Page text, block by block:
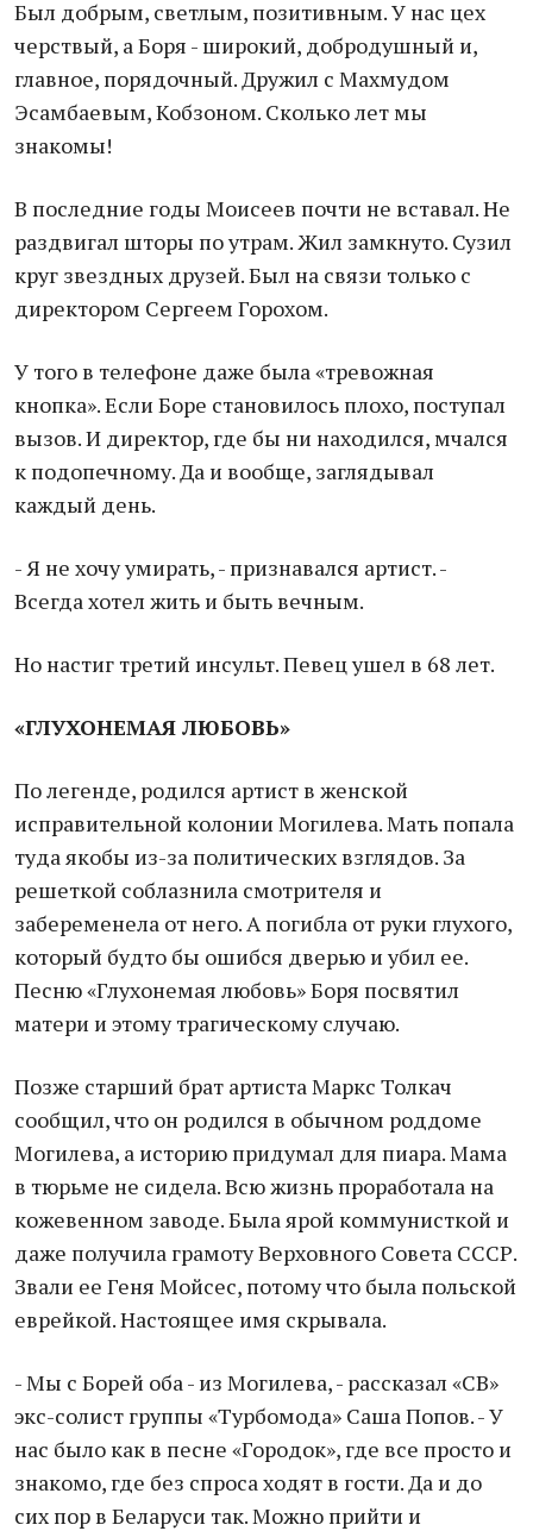
Был добрым, светлым, позитивным. У нас цех
черствый, а Боря - широкий, добродушный и,
главное, порядочный. Дружил с Махмудом
Эсамбаевым, Кобзоном. Сколько лет мы
знакомы!
В последние годы Моисеев почти не вставал. Не
раздвигал шторы по утрам. Жил замкнуто. Сузил
круг звездных друзей. Был на связи только с
директором Сергеем Горохом.
У того в телефоне даже была «тревожная
кнопка». Если Боре становилось плохо, поступал
вызов. И директор, где бы ни находился, мчался
к подопечному. Да и вообще, заглядывал
каждый день.
- Я не хочу умирать, - признавался артист. -
Всегда хотел жить и быть вечным.
Но настиг третий инсульт. Певец ушел в 68 лет.
«ГЛУХОНЕМАЯ ЛЮБОВЬ»
По легенде, родился артист в женской
исправительной колонии Могилева. Мать попала
туда якобы из-за политических взглядов. За
решеткой соблазнила смотрителя и
забеременела от него. А погибла от руки глухого,
который будто бы ошибся дверью и убил ее.
Песню «Глухонемая любовь» Боря посвятил
матери и этому трагическому случаю.
Позже старший брат артиста Маркс Толкач
сообщил, что он родился в обычном роддоме
Могилева, а историю придумал для пиара. Мама
в тюрьме не сидела. Всю жизнь проработала на
кожевенном заводе. Была ярой коммунисткой и
даже получила грамоту Верховного Совета СССР.
Звали ее Геня Мойсес, потому что была польской
еврейкой. Настоящее имя скрывала.
- Мы с Борей оба - из Могилева, - рассказал «СВ»
экс-солист группы «Турбомода» Саша Попов. - У
нас было как в песне «Городок», где все просто и
знакомо, где без спроса ходят в гости. Да и до
сих пор в Беларуси так. Можно прийти и